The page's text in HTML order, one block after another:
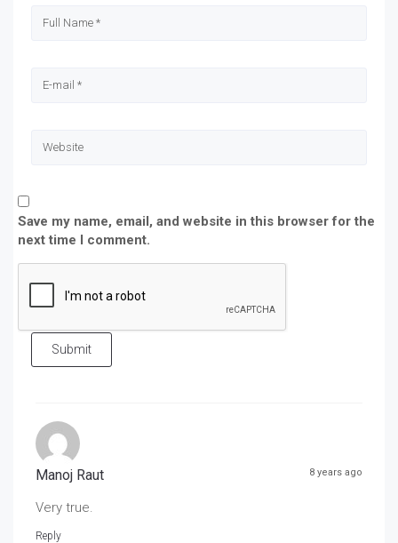
Save my name, email, and website in this browser for the
next time I comment.
Submit
Manoj Raut 8 years ago
Very true.
Reply